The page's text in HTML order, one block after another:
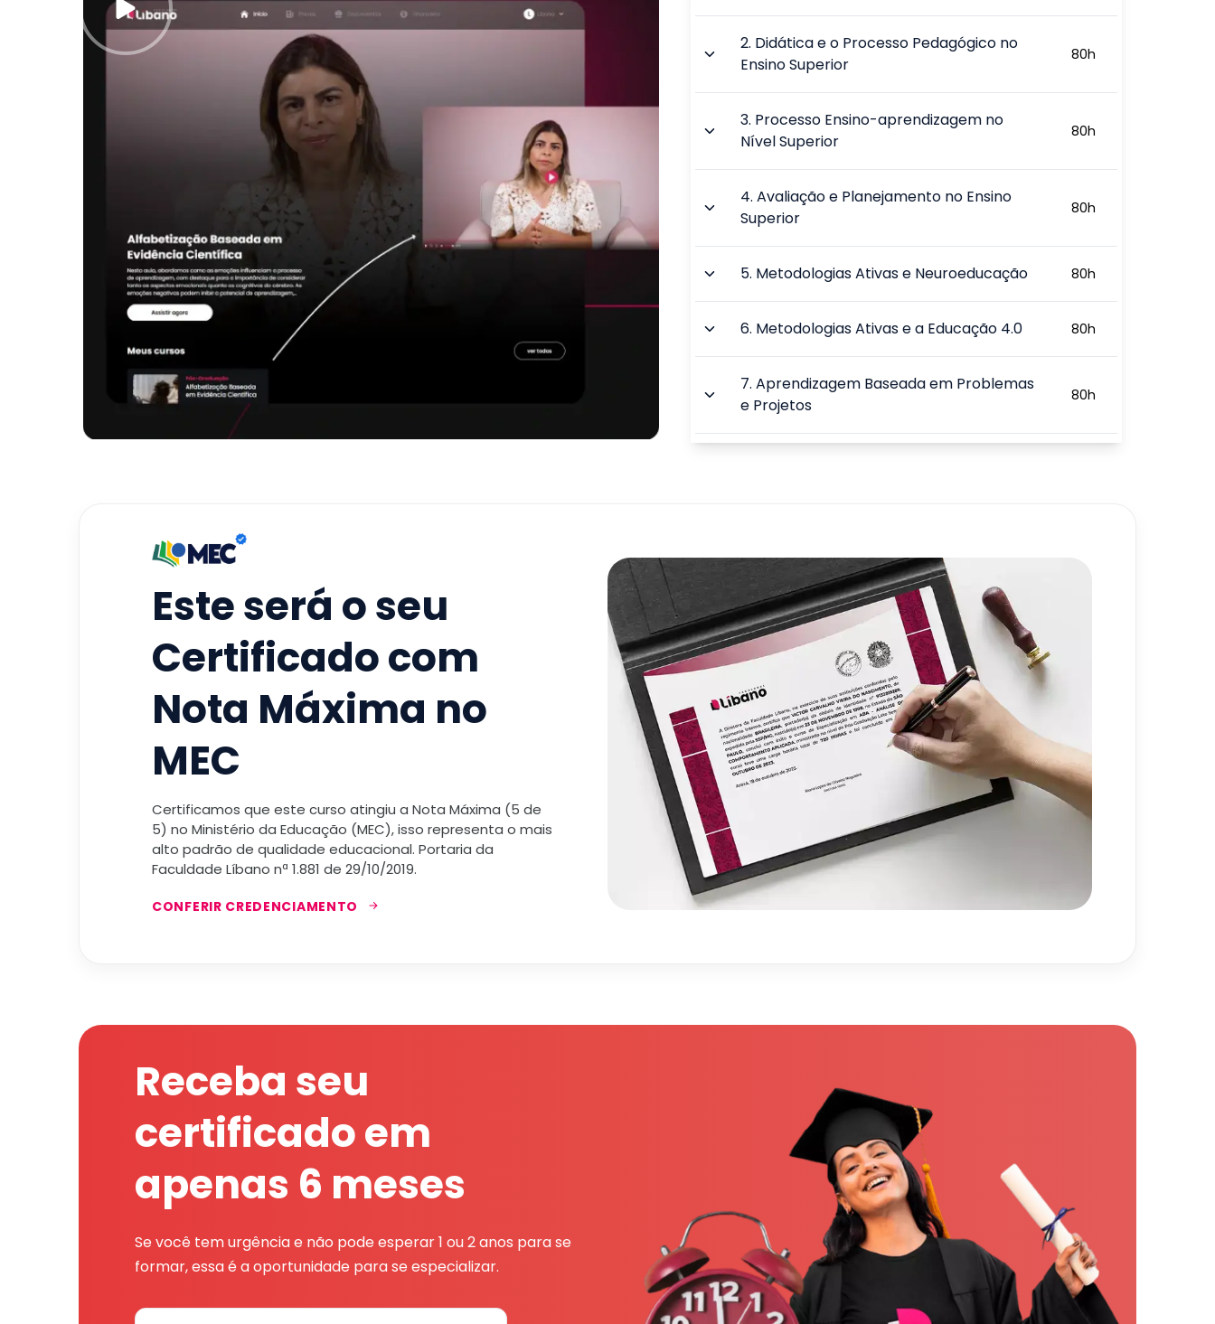
2. Didática e o Processo Pedagógico no
Ensino Superior
80h
3. Processo Ensino-aprendizagem no
Nível Superior
80h
4.Avaliação e Planejamento no Ensino
Superior
80h
5. Metodologias Ativas e Neuroeducação 80h
6. Metodologias Ativas e a Educação 4.0 80h
7.Aprendizagem Baseada em Problemas
e Projetos
80h
Thinking
TOTAL:
Este será o seu
Certificado com
Nota Máxima no
MEC
Certificamos que este curso atingiu a Nota Máxima (5 de
5) no Ministério da Educação (MEC), isso representa o mais
alto padrão de qualidade educacional. Portaria da
Faculdade Líbano nª 1.881 de 29/10/2019.
CONFERIR CREDENCIAMENTO
Receba seu
certificado em
apenas 6 meses
Se você tem urgência e não pode esperar 1 ou 2 anos para se
formar, essa é a oportunidade para se especializar.